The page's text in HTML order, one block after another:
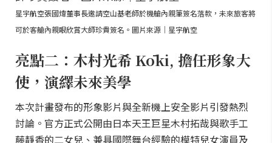
星宇航空張國煒董事長邀請空山基老師於機艙內親筆簽名落款，未來旅客將
可於客艙內親眼欣賞大師珍貴簽名。圖片來源｜星宇航空
亮點二：木村光希 Kōki, 擔任形象大
使，演繹未來美學
本次計畫發布的形象影片與全新機上安全影片引發熱烈
討論。官方正式公開由日本天王巨星木村拓哉與歌手工
藤靜香的二女兒、兼具國際舞台經驗的模特兒女演員及